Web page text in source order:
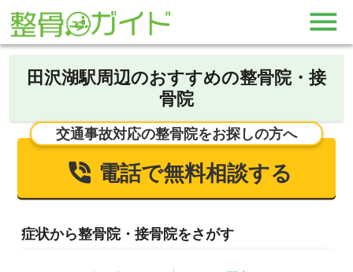
田沢湖駅周辺のおすすめの整骨院・接
骨院
交通事故対応の整骨院をお探しの方へ
電話で無料相談する
症状から整骨院・接骨院をさがす